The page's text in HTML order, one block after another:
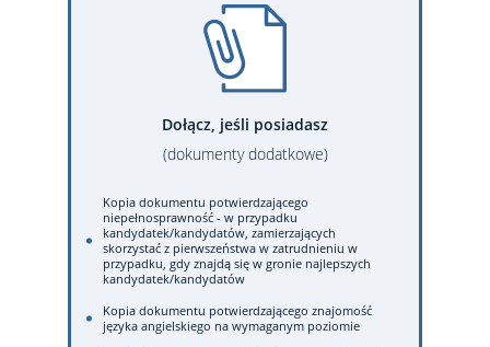
Dołącz, jeśli posiadasz
(dokumenty dodatkowe)
Kopia dokumentu potwierdzającego
niepełnosprawność - w przypadku
kandydatek/kandydatów, zamierzających
skorzystać z pierwszeństwa w zatrudnieniu w
przypadku, gdy znajdą się w gronie najlepszych
kandydatek/kandydatów
Kopia dokumentu potwierdzającego znajomość
języka angielskiego na wymaganym poziomie